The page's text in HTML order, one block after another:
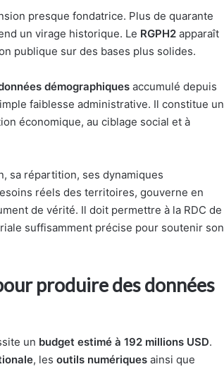
presque fondatrice. Plus de quarante
un virage historique. Le RGPH2 apparaît
publique sur des bases plus solides.
démographiques accumulé depuis
faiblesse administrative. Il constitue un
économique, au ciblage social et à
sa répartition, ses dynamiques
réels des territoires, gouverne en
de vérité. Il doit permettre à la RDC de
suffisamment précise pour soutenir son
produire des données
un budget estimé à 192 millions USD.
, les outils numériques ainsi que